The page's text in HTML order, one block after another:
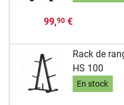
99,90€
Rack de
HS 100
En stock